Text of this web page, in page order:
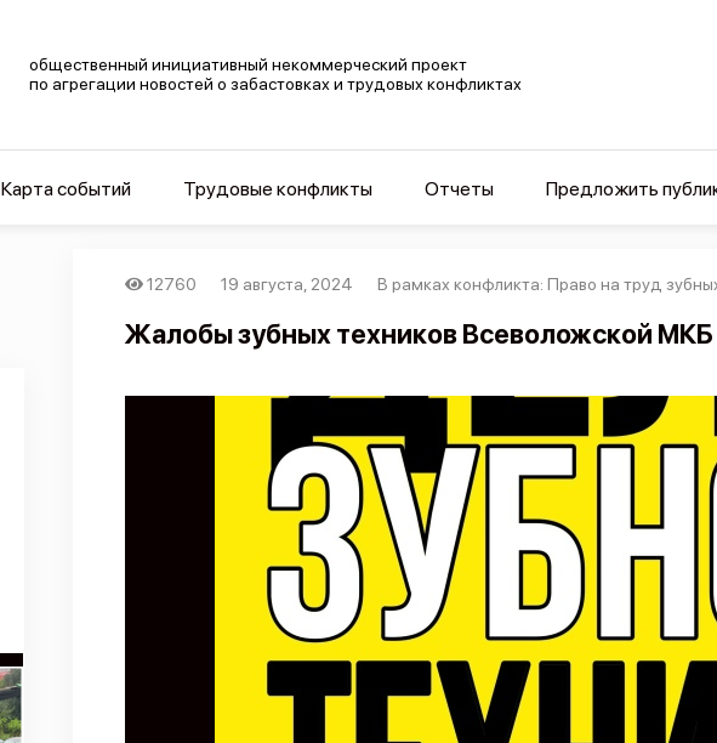
общественный инициативный некоммерческий проект
по агрегации новостей о забастовках и трудовых конфликтах
Карта событий Трудовые конфликты Отчеты Предложить
12760 19 августа, 2024 В рамках конфликта: Право на труд
Жалобы зубных техников Всеволожской МКБ